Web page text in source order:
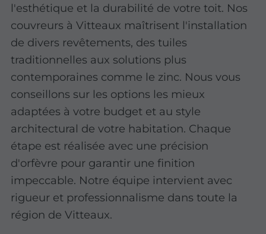
l'esthétique et la durabilité de votre toit. Nos
couvreurs à Vitteaux maîtrisent l'installation
de divers revêtements, des tuiles
traditionnelles aux solutions plus
contemporaines comme le zinc. Nous vous
conseillons sur les options les mieux
adaptées à votre budget et au style
architectural de votre habitation. Chaque
étape est réalisée avec une précision
d'orfèvre pour garantir une finition
impeccable. Notre équipe intervient avec
rigueur et professionnalisme dans toute la
région de Vitteaux.